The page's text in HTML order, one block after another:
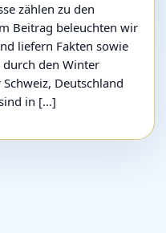
zählen zu den
Beitrag beleuchten wir
liefern Fakten sowie
den Winter
Deutschland
in […]